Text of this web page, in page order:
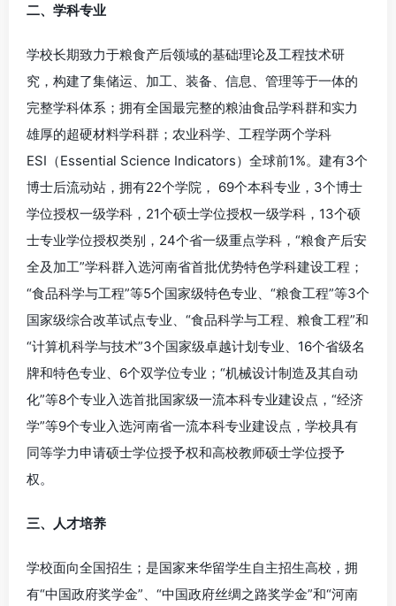
二、学科专业
学校长期致力于粮食产后领域的基础理论及工程技术研
究，构建了集储运、加工、装备、信息、管理等于一体的
完整学科体系；拥有全国最完整的粮油食品学科群和实力
雄厚的超硬材料学科群；农业科学、工程学两个学科
ESI（Essential Science Indicators）全球前1%。建有3个
博士后流动站，拥有22个学院， 69个本科专业，3个博士
学位授权一级学科，21个硕士学位授权一级学科，13个硕
士专业学位授权类别，24个省一级重点学科，“粮食产后安
全及加工”学科群入选河南省首批优势特色学科建设工程；
“食品科学与工程”等5个国家级特色专业、“粮食工程”等3个
国家级综合改革试点专业、“食品科学与工程、粮食工程”和
“计算机科学与技术”3个国家级卓越计划专业、16个省级名
牌和特色专业、6个双学位专业；“机械设计制造及其自动
化”等8个专业入选首批国家级一流本科专业建设点，“经济
学”等9个专业入选河南省一流本科专业建设点，学校具有
同等学力申请硕士学位授予权和高校教师硕士学位授予
权。
三、人才培养
学校面向全国招生；是国家来华留学生自主招生高校，拥
有“中国政府奖学金”、“中国政府丝绸之路奖学金”和“河南